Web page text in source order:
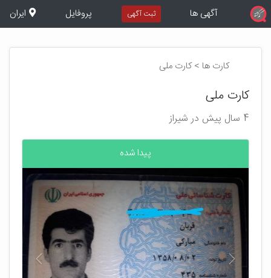
آگهی ها ثبت آگهی پروفایل ایران
کارت ها > کارت ملی
کارت ملی
4 سال پیش در شیراز
پیدا شده
قبلی